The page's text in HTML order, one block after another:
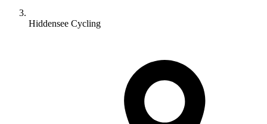
Hiddensee Cycling